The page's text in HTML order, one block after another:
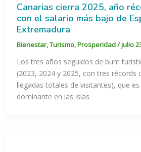
Canarias cierra 2025, año
con el salario más bajo de
Extremadura
Bienestar,Turismo,Prosperidad/julio
Los tres años seguidos de bum
(2023, 2024 y 2025, con tres récords
llegadas totales de visitantes), que
dominante en las islas